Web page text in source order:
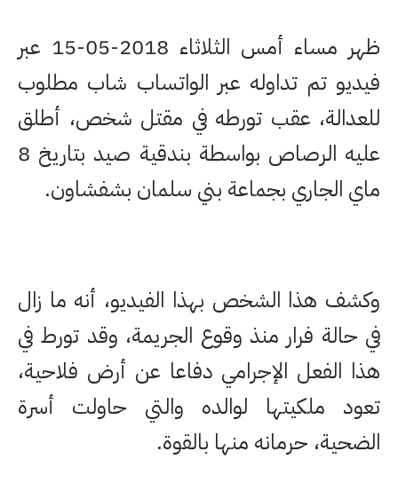
ظهر مساء أمس الثلاثاء 2018-05-15 عبر
فيديو تم تداوله عبر الواتساب شاب مطلوب
للعدالة، عقب تورطه في مقتل شخص، أطلق
عليه الرصاص بواسطة بندقية صيد بتاريخ 8
ماي الجاري بجماعة بني سلمان بشفشاون.
وكشف هذا الشخص بهذا الفيديو، أنه ما زال
في حالة فرار منذ وقوع الجريمة، وقد تورط في
هذا الفعل الإجرامي دفاعا عن أرض فلاحية،
تعود ملكيتها لوالده والتي حاولت أسرة
الضحية، حرمانه منها بالقوة.